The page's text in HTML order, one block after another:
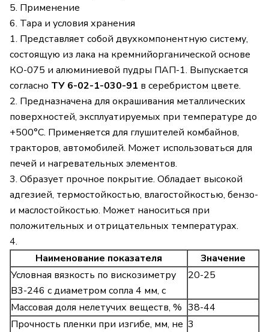
5. Применение
6. Тара и условия хранения
1. Представляет собой двухкомпонентную систему,
состоящую из лака на кремнийорганической основе
КО-075 и алюминиевой пудры ПАП-1. Выпускается
согласно ТУ 6-02-1-030-91 в серебристом цвете.
2. Предназначена для окрашивания металлических
поверхностей, эксплуатируемых при температуре до
+500°С. Применяется для глушителей комбайнов,
тракторов, автомобилей. Может использоваться для
печей и нагревательных элементов.
3. Образует прочное покрытие. Обладает высокой
адгезией, термостойкостью, влагостойкостью, бензо-
и маслостойкостью. Может наноситься при
положительных и отрицательных температурах.
4.
Наименование показателя
Значение
Условная вязкость по вискозиметру
В3-246 с диаметром сопла 4 мм, с
20-25
Массовая доля нелетучих веществ, % 38-44
Прочность пленки при изгибе, мм, не 3